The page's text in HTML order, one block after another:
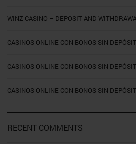
WINZ CASINO – DEPOSIT AND
CASINOS ONLINE CON BONOS SIN
CASINOS ONLINE CON BONOS SIN
CASINOS ONLINE CON BONOS SIN
RECENT COMMENTS